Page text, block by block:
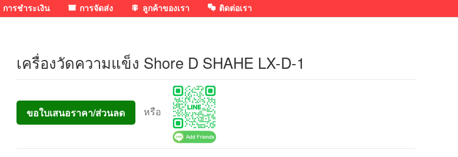
การชำระเงิน การจัดส่ง ลูกค้าของเรา ติดต่อเรา
เครื่องวัดความแข็ง Shore D SHAHE LX-D-1
ขอใบเสนอราคา/ส่วนลด หรือ